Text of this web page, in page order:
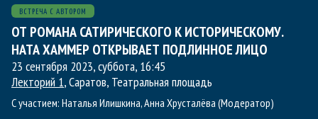
ВСТРЕЧА С АВТОРОМ
ОТ РОМАНА САТИРИЧЕСКОГО К ИСТОРИЧЕСКОМУ.
НАТА ХАММЕР ОТКРЫВАЕТ ПОДЛИННОЕ ЛИЦО
23 сентября 2023, суббота, 16:45
Лекторий 1, Саратов, Театральная площадь
С участием: Наталья Илишкина,Анна Хрусталёва (Модератор)